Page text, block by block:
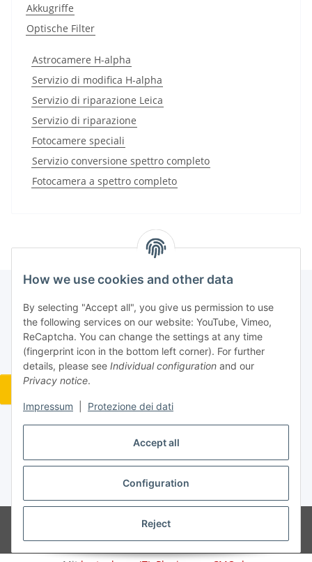
Accept all
Configuration
Reject
How we use cookies and other data
By selecting "Accept all", you give us permission to use
the following services on our website: YouTube, Vimeo,
ReCaptcha. You can change the settings at any time
(fingerprint icon in the bottom left corner). For further
details, please see Individual configuration and our
Privacy notice.
Impressum Protezione dei dati
Akkugriffe
Optische Filter
Astrocamere H-alpha
Servizio di modifica H-alpha
Servizio di riparazione Leica
Servizio di riparazione
Fotocamere speciali
Servizio conversione spettro completo
Fotocamera a spettro completo
Widerrufsbutton
#global.withdrawalForm#
shipping fees
© Jan Bubela